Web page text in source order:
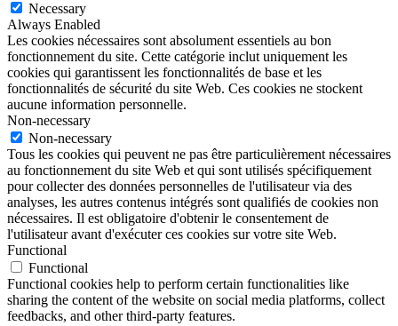
Necessary
Always Enabled
Les cookies nécessaires sont absolument essentiels au bon
fonctionnement du site. Cette catégorie inclut uniquement les
cookies qui garantissent les fonctionnalités de base et les
fonctionnalités de sécurité du site Web. Ces cookies ne stockent
aucune information personnelle.
Non-necessary
Non-necessary
Tous les cookies qui peuvent ne pas être particulièrement nécessaires
au fonctionnement du site Web et qui sont utilisés spécifiquement
pour collecter des données personnelles de l'utilisateur via des
analyses, les autres contenus intégrés sont qualifiés de cookies non
nécessaires. Il est obligatoire d'obtenir le consentement de
l'utilisateur avant d'exécuter ces cookies sur votre site Web.
Functional
Functional
Functional cookies help to perform certain functionalities like
sharing the content of the website on social media platforms, collect
feedbacks, and other third-party features.